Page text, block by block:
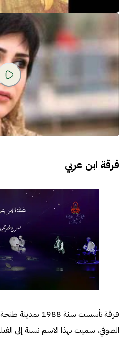
فرقة ابن عربي
فرقة تأسست سنة
الصوفي، سميت بهذا الاسم نسبة إلى